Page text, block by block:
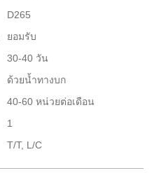
D265
ยอมรับ
30-40 วัน
ด้วยน้ำทางบก
40-60 หน่วยต่อเดือน
1
T/T, L/C